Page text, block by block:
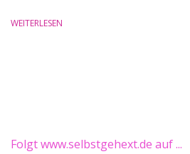
WEITERLESEN
Folgt www.selbstgehext.de auf ...